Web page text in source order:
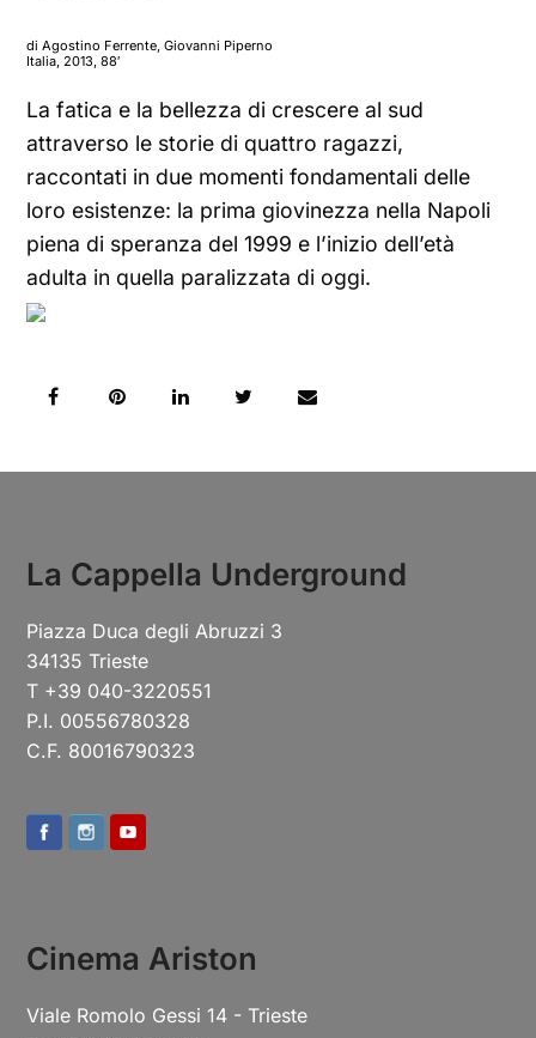
di Agostino Ferrente, Giovanni Piperno
Italia, 2013, 88′
La fatica e la bellezza di crescere al sud
attraverso le storie di quattro ragazzi,
raccontati in due momenti fondamentali delle
loro esistenze: la prima giovinezza nella Napoli
piena di speranza del 1999 e l’inizio dell’età
adulta in quella paralizzata di oggi.
La Cappella Underground
Piazza Duca degli Abruzzi 3
34135 Trieste
T +39 040-3220551
P.I. 00556780328
C.F. 80016790323
Cinema Ariston
Viale Romolo Gessi 14 - Trieste